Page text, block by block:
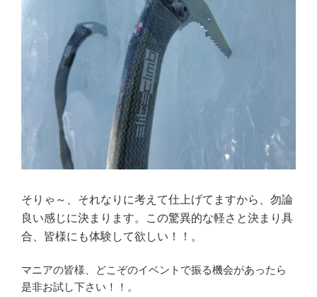
そりゃ～、それなりに考えて仕上げてますから、勿論
良い感じに決まります。この驚異的な軽さと決まり具
合、皆様にも体験して欲しい！！。
マニアの皆様、どこぞのイベントで振る機会があったら
是非お試し下さい！！。